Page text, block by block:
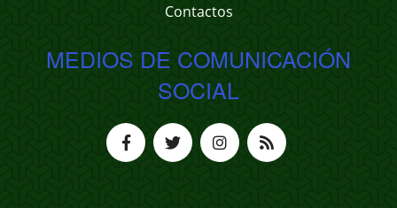
Contactos
MEDIOS DE COMUNICACIÓN
SOCIAL